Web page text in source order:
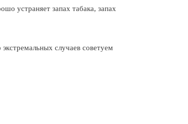
устраняет запах табака, запах
случаев советуем